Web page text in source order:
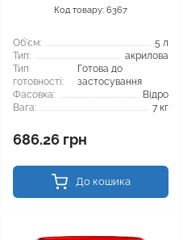
Код товару: 6367
Об'єм:
5 л
Тип:
акрилова
Тип
готовності:
Готова до
застосування
Фасовка:
Відро
Вага:
7 кг
686.26 грн
До кошика